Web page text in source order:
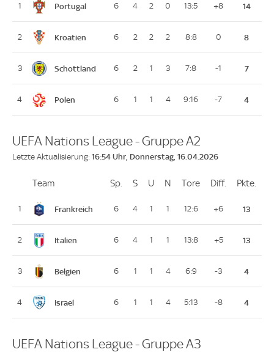
1 Portugal 6 4 2 0 13:5 +8 14
2 Kroatien 6 2 2 2 8:8 0 8
3 Schottland 6 2 1 3 7:8 -1 7
4 Polen 6 1 1 4 9:16 -7 4
UEFA Nations League - Gruppe A2
Letzte Aktualisierung: 16:54 Uhr, Donnerstag, 16.04.2026
PlatzTeam Sp. Spiele
S Siege
U Unentschieden
N Niederlagen
Tore ToreDiff. Differenz
Pkte.
1 Frankreich 6 4 1 1 12:6 +6 13
2 Italien 6 4 1 1 13:8 +5 13
3 Belgien 6 1 1 4 6:9 -3 4
4 Israel 6 1 1 4 5:13 -8 4
UEFA Nations League - Gruppe A3